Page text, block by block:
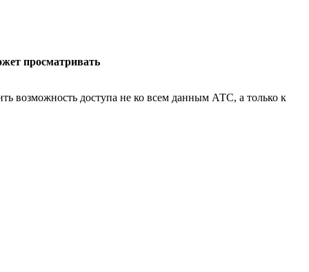
просматривать
возможность доступа не ко всем данным АТС, а только к